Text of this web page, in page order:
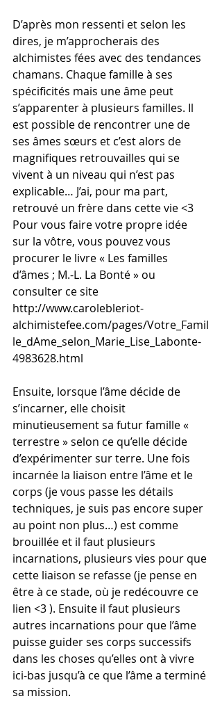
D’après mon ressenti et selon les
dires, je m’approcherais des
alchimistes fées avec des tendances
chamans. Chaque famille à ses
spécificités mais une âme peut
s’apparenter à plusieurs familles. Il
est possible de rencontrer une de
ses âmes sœurs et c’est alors de
magnifiques retrouvailles qui se
vivent à un niveau qui n’est pas
explicable… J’ai, pour ma part,
retrouvé un frère dans cette vie <3
Pour vous faire votre propre idée
sur la vôtre, vous pouvez vous
procurer le livre « Les familles
d’âmes ; M.-L. La Bonté » ou
consulter ce site
http://www.carolebleriot-
alchimistefee.com/pages/Votre_Famil
le_dAme_selon_Marie_Lise_Labonte-
4983628.html
Ensuite, lorsque l’âme décide de
s’incarner, elle choisit
minutieusement sa futur famille «
terrestre » selon ce qu’elle décide
d’expérimenter sur terre. Une fois
incarnée la liaison entre l’âme et le
corps (je vous passe les détails
techniques, je suis pas encore super
au point non plus…) est comme
brouillée et il faut plusieurs
incarnations, plusieurs vies pour que
cette liaison se refasse (je pense en
être à ce stade, où je redécouvre ce
lien <3 ). Ensuite il faut plusieurs
autres incarnations pour que l’âme
puisse guider ses corps successifs
dans les choses qu’elles ont à vivre
ici-bas jusqu’à ce que l’âme a terminé
sa mission.